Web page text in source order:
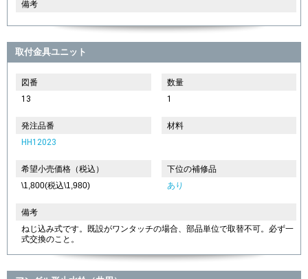
備考
取付金具ユニット
図番
13
数量
1
発注品番
HH12023
材料
希望小売価格（税込）
\1,800(税込\1,980)
下位の補修品
あり
備考
ねじ込み式です。既設がワンタッチの場合、部品単位で取替不可。必ず一
式交換のこと。